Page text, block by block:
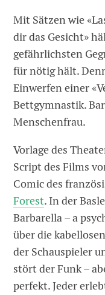
Mit Sätzen wie
dir das Gesicht»
gefährlichsten
für nötig hält.
Einwerfen einer
Bettgymnastik.
Menschenfrau.
Vorlage des
Script des Films
Comic des
Forest. In der
Barbarella – a
über die
der Schauspieler
stört der Funk –
perfekt. Jeder